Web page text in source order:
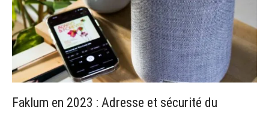
Faklum en 2023 : Adresse et sécurité du